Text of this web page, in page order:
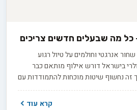
- כל מה שבעלים חדשים צריכים
אנרגטי וחולמים על טיול רגוע
בישראל דורש אילוף מותאם כבר
זה נחשוף שיטות מוכחות להתמודדות עם
נוספות, ונלווה אתכם בדרך לגידול
קרא עוד